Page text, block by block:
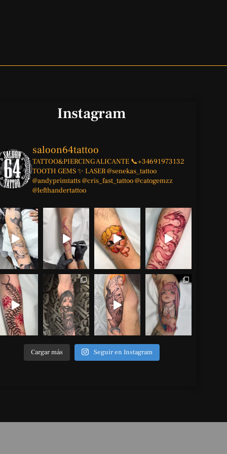
Instagram
saloon64tattoo
TATTOO&PIERCINGALICANTE 📞+34691973132
TOOTH GEMS ✨ LASER@senekas_tattoo
@andyprimtatts@cris_fast_tattoo@catogemzz
@lefthandertattoo
Cargar más Seguir en Instagram